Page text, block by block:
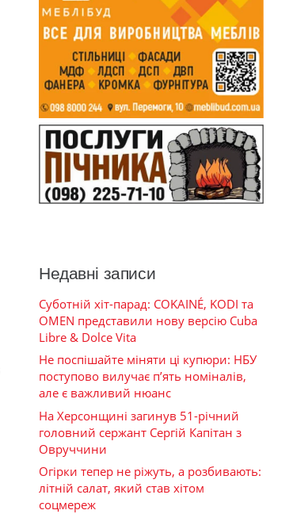
Недавні записи
Суботній хіт-парад: COKAINÉ, KODI та
OMEN представили нову версію Cuba
Libre & Dolce Vita
Не поспішайте міняти ці купюри: НБУ
поступово вилучає п’ять номіналів,
але є важливий нюанс
На Херсонщині загинув 51-річний
головний сержант Сергій Капітан з
Овруччини
Огірки тепер не ріжуть, а розбивають:
літній салат, який став хітом
соцмереж